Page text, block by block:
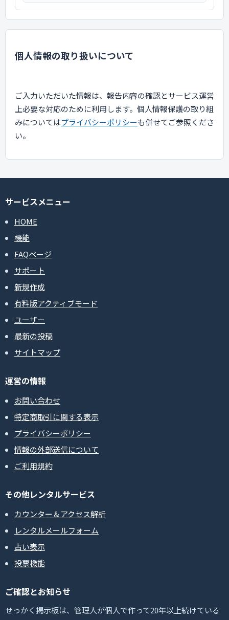
個人情報の取り扱いについて
ご入力いただいた情報は、報告内容の確認とサービス運営
上必要な対応のために利用します。個人情報保護の取り組
みについてはプライバシーポリシーも併せてご参照くださ
い。
サービスメニュー
HOME
機能
FAQページ
サポート
新規作成
有料版アクティブモード
ユーザー
最新の投稿
サイトマップ
運営の情報
お問い合わせ
特定商取引に関する表示
プライバシーポリシー
情報の外部送信について
ご利用規約
その他レンタルサービス
カウンター＆アクセス解析
レンタルメールフォーム
占い表示
投票機能
ご確認とお知らせ
せっかく掲示板は、管理人が個人で作って20年以上続けている